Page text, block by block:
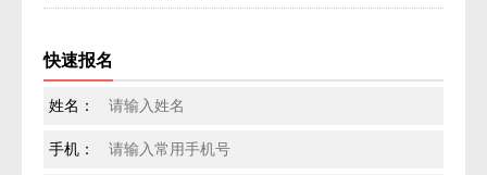
快速报名
姓名：
手机：